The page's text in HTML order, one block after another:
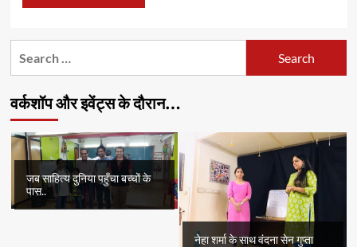
वर्कशॉप और इवेंट्स के दौरान…
जब साहित्य दुनिया पहुँचा बच्चों के
पास..
नेहा शर्मा के साथ वंदना सेन गुप्ता